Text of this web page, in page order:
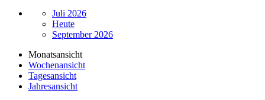
Juli 2026
Heute
September 2026
Monatsansicht
Wochenansicht
Tagesansicht
Jahresansicht